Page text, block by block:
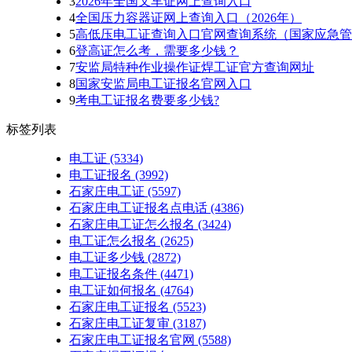
4全国压力容器证网上查询入口（2026年）
5高低压电工证查询入口官网查询系统（国家应急
6登高证怎么考，需要多少钱？
7安监局特种作业操作证焊工证官方查询网址
8国家安监局电工证报名官网入口
9考电工证报名费要多少钱?
标签列表
电工证 (5334)
电工证报名 (3992)
石家庄电工证 (5597)
石家庄电工证报名点电话 (4386)
石家庄电工证怎么报名 (3424)
电工证怎么报名 (2625)
电工证多少钱 (2872)
电工证报名条件 (4471)
电工证如何报名 (4764)
石家庄电工证报名 (5523)
石家庄电工证复审 (3187)
石家庄电工证报名官网 (5588)